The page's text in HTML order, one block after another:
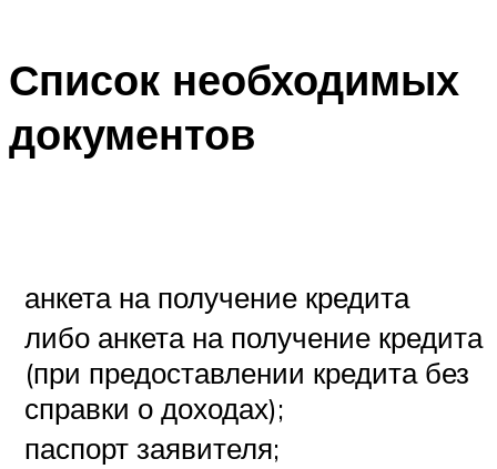
Список необходимых
документов
анкета на получение кредита
либо анкета на получение кредита
(при предоставлении кредита без
справки о доходах);
паспорт заявителя;